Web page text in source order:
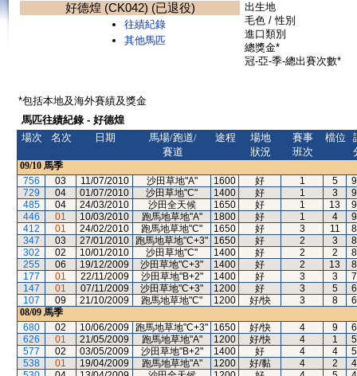
好德煌 (CK042) (已退役)
往績紀錄
其他馬匹
出生地
毛色 / 性別
進口類別
總獎金*
冠-亞-季-總出賽次數*
*包括本地及海外賽績及獎金
馬匹往績紀錄 - 好德煌
場次
名次 日期
馬場/跑道/
賽道
途程
場地
狀況
賽事
班次
檔位
09/10 馬季
756
03 11/07/2010 沙田草地"A" 1600 好 1 5
729
04 01/07/2010 沙田草地"C" 1400 好 1 3
485
04 24/03/2010 沙田全天候 1650 好 1 13
446
01 10/03/2010 跑馬地草地"A" 1800 好 1 4
412
01 24/02/2010 跑馬地草地"C" 1650 好 3 11
347
03 27/01/2010 跑馬地草地"C+3" 1650 好 2 3
302
02 10/01/2010 沙田草地"C" 1400 好 2 2
255
06 19/12/2009 沙田草地"C+3" 1400 好 2 13
177
01 22/11/2009 沙田草地"B+2" 1400 好 3 3
147
01 07/11/2009 沙田草地"C+3" 1200 好 3 5
107
09 21/10/2009 跑馬地草地"C" 1200 好/快 3 8
08/09 馬季
680
02 10/06/2009 跑馬地草地"C+3" 1650 好/快 4 9
626
01 21/05/2009 跑馬地草地"A" 1200 好/快 4 1
577
02 03/05/2009 沙田草地"B+2" 1400 好 4 4
538
01 19/04/2009 跑馬地草地"A" 1200 好/黏 4 2